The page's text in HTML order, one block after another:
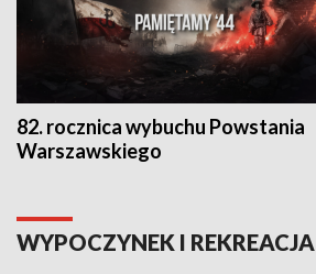
82. rocznica wybuchu Powstania
Warszawskiego
WYPOCZYNEK I REKREACJA